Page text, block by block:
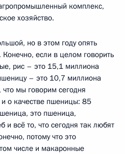
комплекс,
хозяйство.
но в этом году опять
если в целом говорить
рис – это 15,1 миллиона
– это 10,7 миллиона
мы говорим сегодня
и о качестве пшеницы: 85
это пшеница,
и всё то, что сегодня так любят
потому что это
числе и макаронные